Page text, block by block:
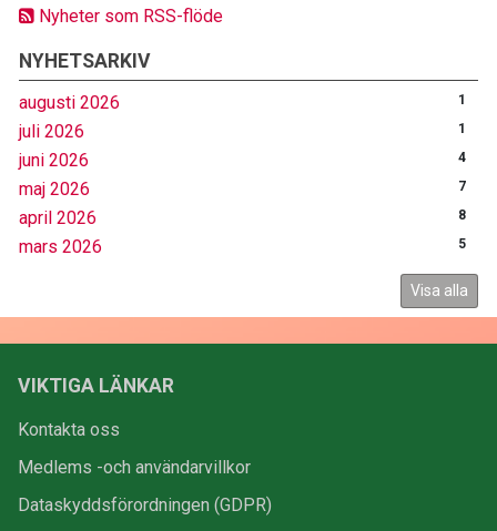
Nyheter som RSS-flöde
NYHETSARKIV
augusti 2026 1
juli 2026 1
juni 2026 4
maj 2026 7
april 2026 8
mars 2026 5
Visa alla
VIKTIGA LÄNKAR
Kontakta oss
Medlems -och användarvillkor
Dataskyddsförordningen (GDPR)